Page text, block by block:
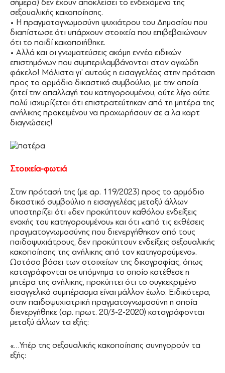
σήμερα) δεν έχουν αποκλείσει το ενδεχόμενο της
σεξουαλικής κακοποίησης.
• Η πραγματογνωμοσύνη ψυχιάτρου του Δημοσίου που
διαπίστωσε ότι υπάρχουν στοιχεία που επιβεβαιώνουν
ότι το παιδί κακοποιήθηκε.
• Αλλά και οι γνωματεύσεις ακόμη εννέα ειδικών
επιστημόνων που συμπεριλαμβάνονται στον ογκώδη
φάκελο! Μάλιστα γι’ αυτούς η εισαγγελέας στην πρόταση
προς το αρμόδιο δικαστικό συμβούλιο, με την οποία
ζητεί την απαλλαγή του κατηγορουμένου, ούτε λίγο ούτε
πολύ ισχυρίζεται ότι επιστρατεύτηκαν από τη μητέρα της
ανήλικης προκειμένου να προχωρήσουν σε α λα καρτ
διαγνώσεις!
Στοιχεία-φωτιά
Στην πρότασή της (με αρ. 119/2023) προς το αρμόδιο
δικαστικό συμβούλιο η εισαγγελέας μεταξύ άλλων
υποστηρίζει ότι «δεν προκύπτουν καθόλου ενδείξεις
ενοχής του κατηγορουμένου» και ότι «από τις εκθέσεις
πραγματογνωμοσύνης που διενεργήθηκαν από τους
παιδοψυχιάτρους, δεν προκύπτουν ενδείξεις σεξουαλικής
κακοποίησης της ανήλικης από τον κατηγορούμενο».
Ωστόσο βάσει των στοιχείων της δικογραφίας, όπως
καταγράφονται σε υπόμνημα το οποίο κατέθεσε η
μητέρα της ανήλικης, προκύπτει ότι το συγκεκριμένο
εισαγγελικό συμπέρασμα είναι μάλλον έωλο. Ειδικότερα,
στην παιδοψυχιατρική πραγματογνωμοσύνη η οποία
διενεργήθηκε (αρ. πρωτ. 20/3-2-2020) καταγράφονται
μεταξύ άλλων τα εξής:
«…Υπέρ της σεξουαλικής κακοποίησης συνηγορούν τα
εξής: